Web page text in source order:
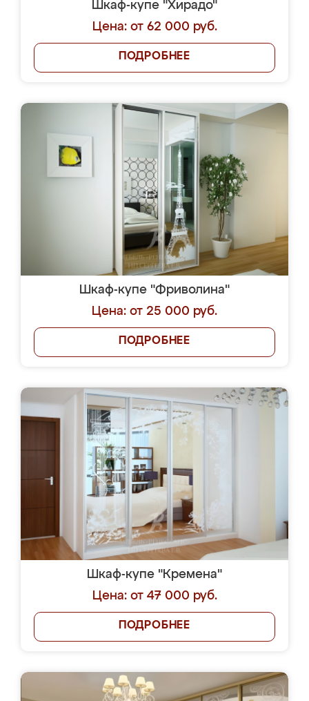
Шкаф-купе "Хирадо"
Цена: от 62 000 руб.
ПОДРОБНЕЕ
Шкаф-купе "Фриволина"
Цена: от 25 000 руб.
ПОДРОБНЕЕ
Шкаф-купе "Кремена"
Цена: от 47 000 руб.
ПОДРОБНЕЕ